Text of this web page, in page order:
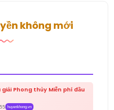
không mới
giải Phong thủy Miễn phí đầu
huyenkhong.vn